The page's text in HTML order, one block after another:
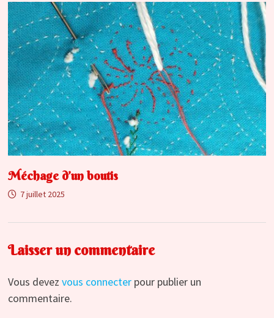
Méchage d’un boutis
7 juillet 2025
Laisser un commentaire
Vous devez vous connecterpour publier un
commentaire.